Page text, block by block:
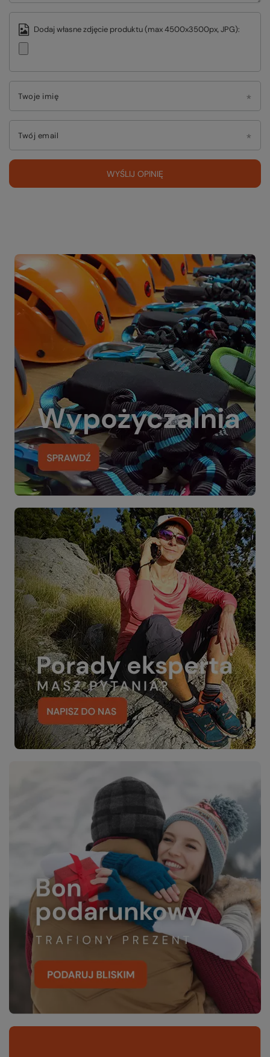
Dodaj własne zdjęcie produktu (max 4500x3500px, JPG):
Twoje imię
Twój email
WYŚLIJ OPINIĘ